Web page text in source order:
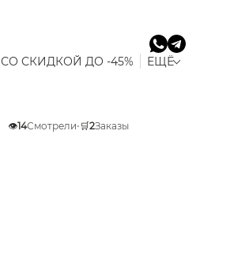
СО СКИДКОЙ ДО -45% ЕЩЁ
👁️14Смотрели• 🛒2Заказы